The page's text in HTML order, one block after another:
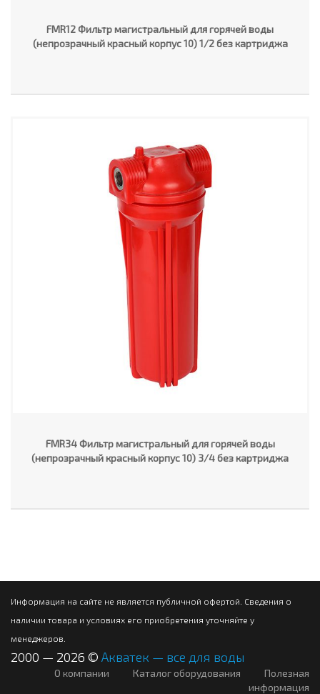
FMR12 Фильтр магистральный для горячей воды
(непрозрачный красный корпус 10) 1/2 без картриджа
FMR34 Фильтр магистральный для горячей воды
(непрозрачный красный корпус 10) 3/4 без картриджа
Информация на сайте не является публичной офертой. Сведения о
наличии товара и условиях его приобретения уточняйте у
менеджеров.
2000 — 2026 © Акватек — все для воды
О компании Каталог оборудования
Полезная
информация